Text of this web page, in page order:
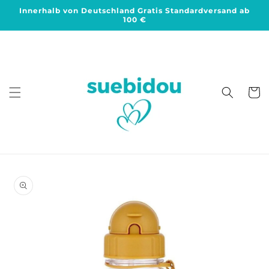
zum
Innerhalb von Deutschland Gratis Standardversand ab
100 €